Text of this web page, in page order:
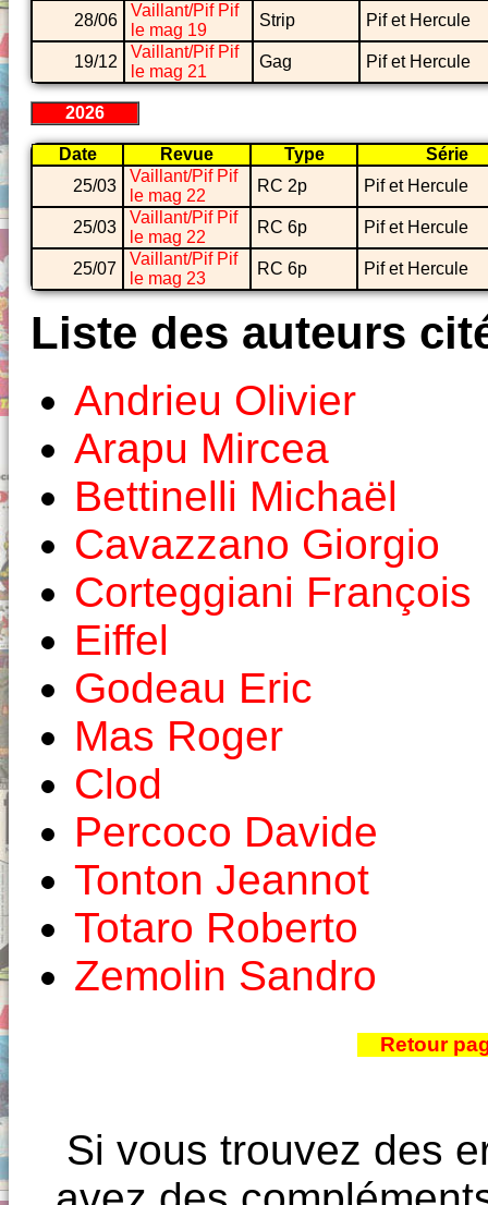
28/06
Vaillant/Pif Pif
le mag 19
Strip Pif et Hercule
19/12
Vaillant/Pif Pif
le mag 21
Gag Pif et Hercule
2026
Date Revue Type
Série
25/03
Vaillant/Pif Pif
le mag 22
RC 2p Pif et Hercule
25/03
Vaillant/Pif Pif
le mag 22
RC 6p Pif et Hercule
25/07
Vaillant/Pif Pif
le mag 23
RC 6p Pif et Hercule
Liste des auteurs
Andrieu Olivier
Arapu Mircea
Bettinelli Michaël
Cavazzano Giorgio
Corteggiani François
Eiffel
Godeau Eric
Mas Roger
Clod
Percoco Davide
Tonton Jeannot
Totaro Roberto
Zemolin Sandro
Retour
Si vous trouvez des